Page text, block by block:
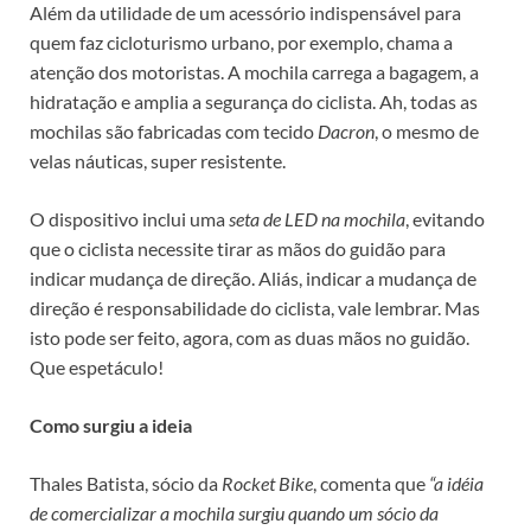
Além da utilidade de um acessório indispensável para
quem faz cicloturismo urbano, por exemplo, chama a
atenção dos motoristas. A mochila carrega a bagagem, a
hidratação e amplia a segurança do ciclista. Ah, todas as
mochilas são fabricadas com tecido Dacron, o mesmo de
velas náuticas, super resistente.
O dispositivo inclui umaseta de LED na mochila, evitando
que o ciclista necessite tirar as mãos do guidão para
indicar mudança de direção. Aliás, indicar a mudança de
direção é responsabilidade do ciclista, vale lembrar. Mas
isto pode ser feito, agora, com as duas mãos no guidão.
Que espetáculo!
Como surgiu a ideia
Thales Batista, sócio da Rocket Bike, comenta que “a idéia
de comercializar a mochila surgiu quando um sócio da